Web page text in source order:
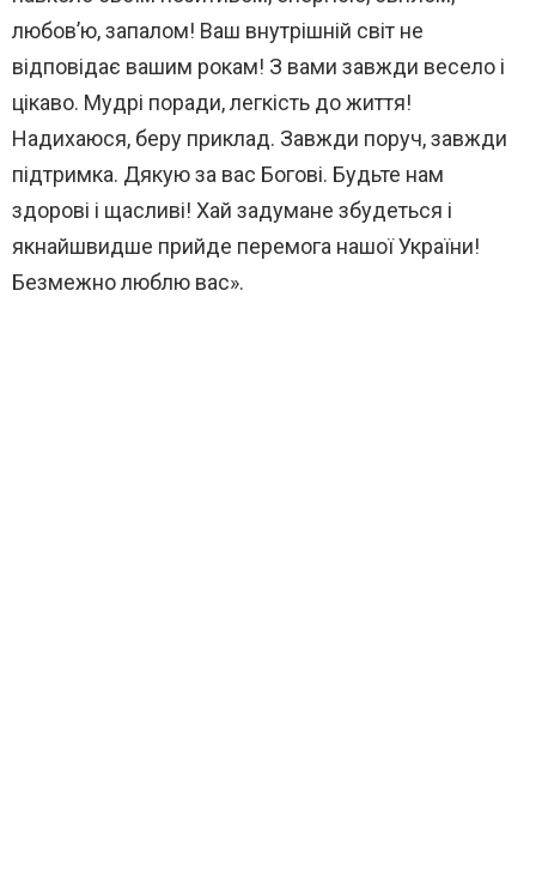
любовʼю, запалом! Ваш внутрішній світ не
відповідає вашим рокам! З вами завжди весело і
цікаво. Мудрі поради, легкість до життя!
Надихаюся, беру приклад. Завжди поруч, завжди
підтримка. Дякую за вас Богові. Будьте нам
здорові і щасливі! Хай задумане збудеться і
якнайшвидше прийде перемога нашої України!
Безмежно люблю вас».